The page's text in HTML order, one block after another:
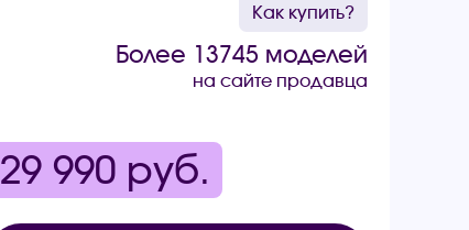
Как купить?
Более 13745 моделей
на сайте продавца
29 990 руб.